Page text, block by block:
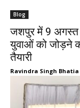
Blog
जशपुर में 9 अगस्त
युवाओं को जोड़ने
तैयारी
Ravindra Singh Bhatia